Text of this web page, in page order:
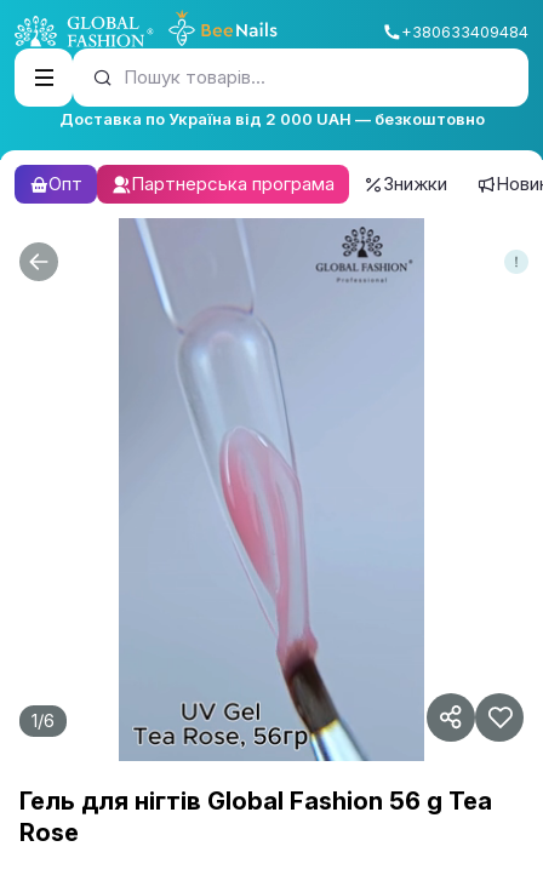
+380633409484
Пошук товарів...
Доставка по Україна від 2 000 UAH — безкоштовно
Опт Партнерська програма Знижки
1/6
Гель для нігтів Global Fashion 56 g Tea
Rose